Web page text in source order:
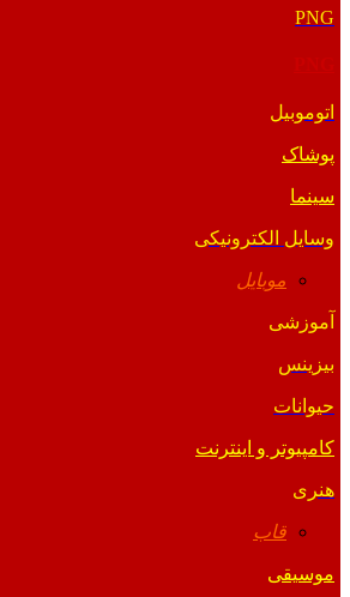
PNG
اتوموبیل
پوشاک
سینما
وسایل الکترونیکی
موبایل
آموزشی
بیزینس
حیوانات
کامپیوتر و اینترنت
هنری
قاب
موسیقی